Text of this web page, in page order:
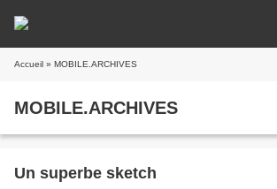
Accueil » MOBILE.ARCHIVES
MOBILE.ARCHIVES
Un superbe sketch